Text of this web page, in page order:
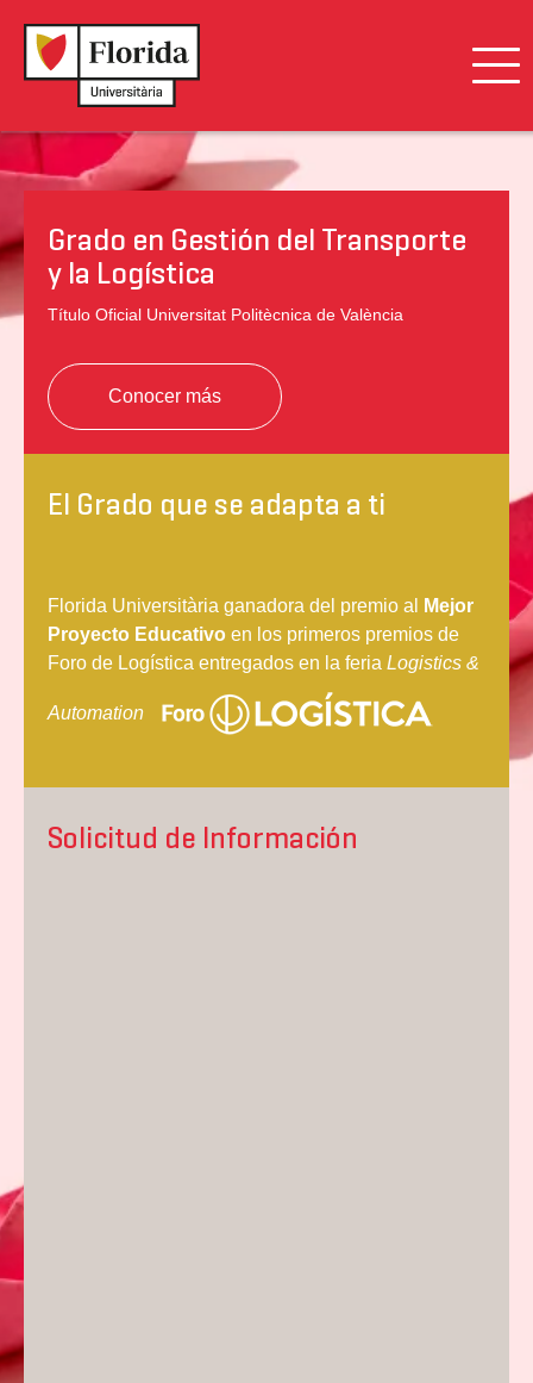
Presentación
Plan de Estudios
Internacional
Calidad
Admisión y Ayudas
Grado en Gestión del Transporte
y la Logística
Título Oficial Universitat Politècnica de València
Conocer más
El Grado que se adapta a ti
Florida Universitària ganadora del premio al
Mejor
Proyecto Educativo en los primeros premios de
Foro de Logística entregados en la feria Logistics &
Automation
Solicitud de Información